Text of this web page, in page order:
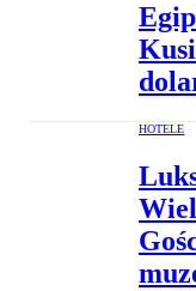
HOTELE